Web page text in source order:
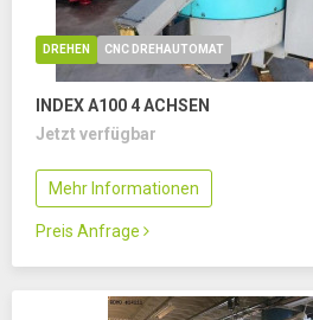
DREHEN CNC DREHAUTOMAT
INDEX A1004 ACHSEN
Jetzt verfügbar
Mehr Informationen
Preis Anfrage